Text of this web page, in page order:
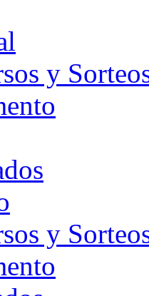
y
y